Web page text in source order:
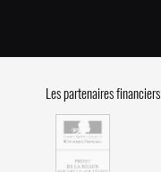
Les partenaires financiers